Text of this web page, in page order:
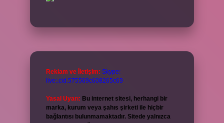
Reklam ve İletişim: Skype:
live:.cid.575569c608265c69
Yasal Uyarı: Bu internet sitesi, herhangi bir
marka, kurum veya şahıs şirketi ile hiçbir
bağlantısı bulunmamaktadır. Sitede yalnızca